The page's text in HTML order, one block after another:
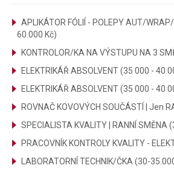
APLIKÁTOR FÓLIÍ - POLEPY AUT/
60.000 Kč)
KONTROLOR/KA NA VÝSTUPU NA 3
ELEKTRIKÁŘ ABSOLVENT (35 000 - 40
ELEKTRIKÁŘ ABSOLVENT (35 000 - 40
ROVNAČ KOVOVÝCH SOUČÁSTÍ | Jen
SPECIALISTA KVALITY | RANNÍ SMĚNA
PRACOVNÍK KONTROLY KVALITY -
LABORATORNÍ TECHNIK/ČKA (30-